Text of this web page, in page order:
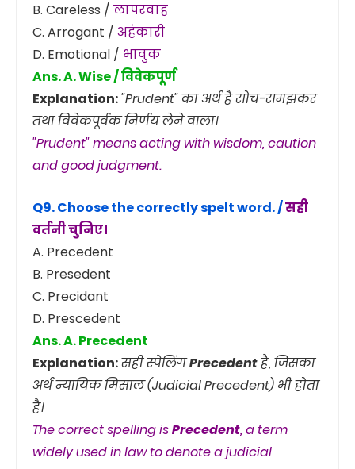
B. Careless / लापरवाह
C. Arrogant / अहंकारी
D. Emotional / भावुक
Ans. A. Wise / विवेकपूर्ण
Explanation:"Prudent" का अर्थ है सोच-समझकर
तथा विवेकपूर्वक निर्णय लेने वाला।
"Prudent" means acting with wisdom, caution
and good judgment.
Q9. Choose the correctly spelt word. /सही
वर्तनी चुनिए।
A. Precedent
B. Presedent
C. Precidant
D. Prescedent
Ans. A. Precedent
Explanation:सही स्पेलिंगPrecedentहै, जिसका
अर्थ न्यायिक मिसाल (Judicial Precedent) भी होता
है।
The correct spelling isPrecedent, a term
widely used in law to denote a judicial